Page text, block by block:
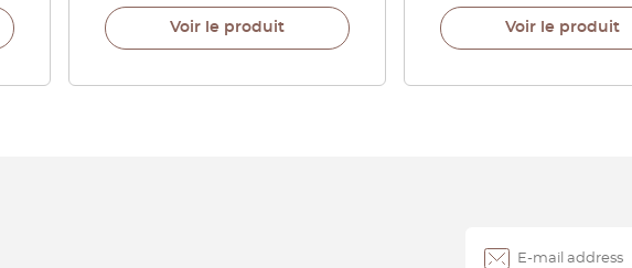
Voir le produit Voir le produit